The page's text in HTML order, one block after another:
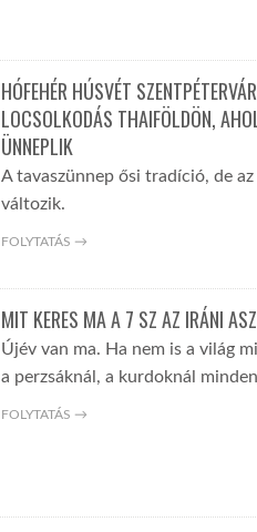
HÓFEHÉR HÚSVÉT
LOCSOLKODÁS THAIFÖLDÖN,
ÜNNEPLIK
A tavaszünnep ősi tradíció, de
változik.
FOLYTATÁS →
MIT KERES MA A 7 SZ AZ IRÁNI
Újév van ma. Ha nem is a világ
a perzsáknál, a kurdoknál
FOLYTATÁS →